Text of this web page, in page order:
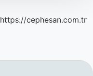
https://cephesan.com.tr